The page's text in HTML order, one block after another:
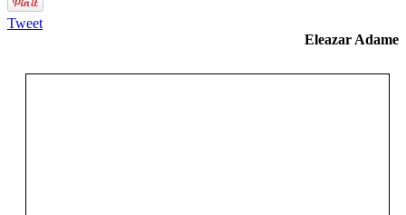
Tweet
Eleazar Adame